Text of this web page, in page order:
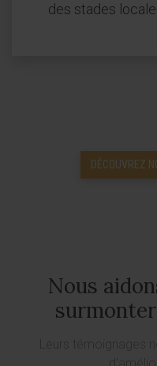
des stades
DÉCOUVREZ
Nous